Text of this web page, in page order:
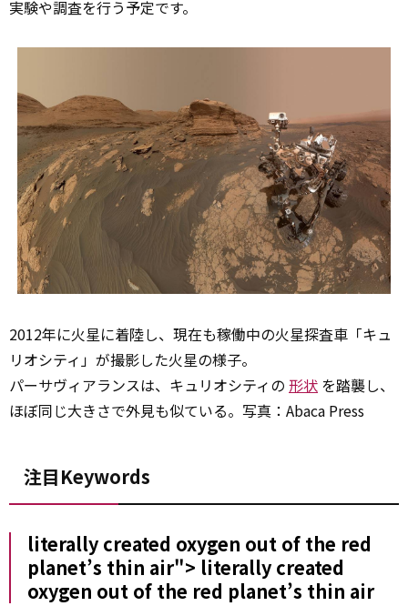
実験や調査を行う予定です。
2012年に火星に着陸し、現在も稼働中の火星探査車「キュ
リオシティ」が撮影した火星の様子。
パーサヴィアランスは、キュリオシティの 形状 を踏襲し、
ほぼ同じ大きさで外見も似ている。写真：Abaca Press
注目Keywords
literally created oxygen out of the red
planet’s thin air"> literally created
oxygen out of the red planet’s thin air